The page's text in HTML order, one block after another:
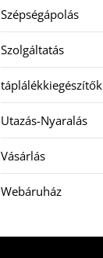
Szépségápolás
Szolgáltatás
táplálékkiegészítők
Utazás-Nyaralás
Vásárlás
Webáruház